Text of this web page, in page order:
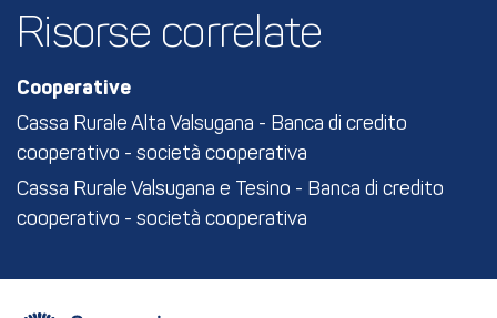
Risorse correlate
Cooperative
Cassa Rurale Alta Valsugana - Banca di credito
cooperativo - società cooperativa
Cassa Rurale Valsugana e Tesino - Banca di credito
cooperativo - società cooperativa